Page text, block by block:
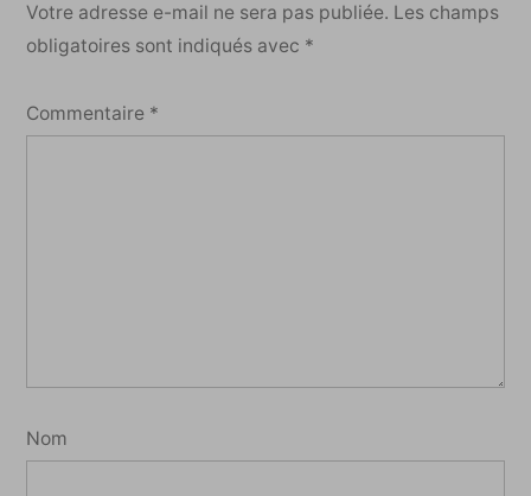
Votre adresse e-mail ne sera pas publiée. Les champs
obligatoires sont indiqués avec *
Commentaire *
Nom